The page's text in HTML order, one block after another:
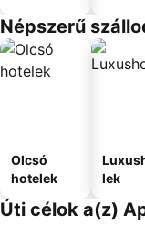
Népszerű
Olcsó
hotelek
lek
Úti célok a(z)